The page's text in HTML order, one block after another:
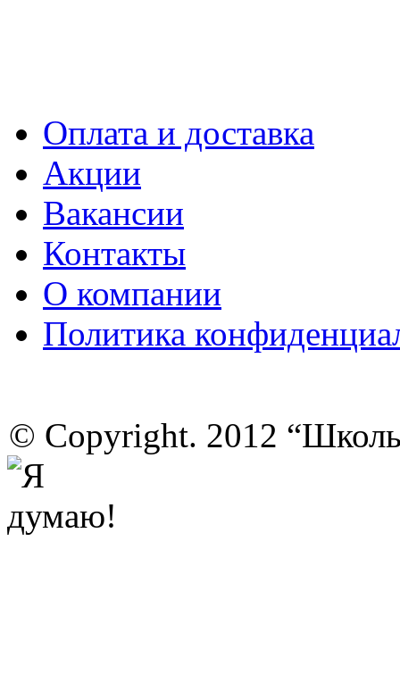
Оплата и доставка
Акции
Вакансии
Контакты
О компании
Политика
© Copyright. 2012